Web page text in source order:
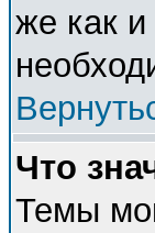
же как и
Что
Темы